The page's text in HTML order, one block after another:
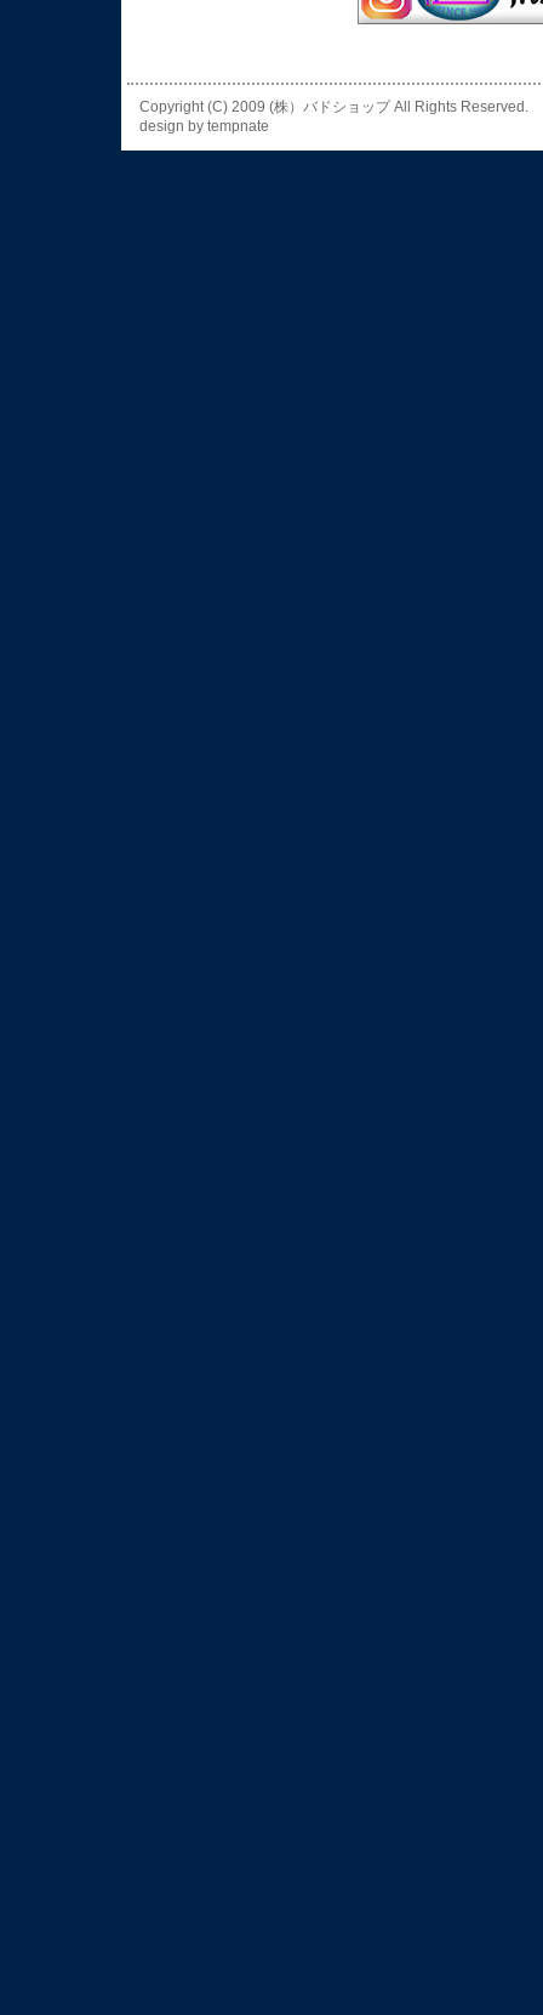
Copyright (C) 2009 (株）バドショップ All Rights Reserved.
design by tempnate